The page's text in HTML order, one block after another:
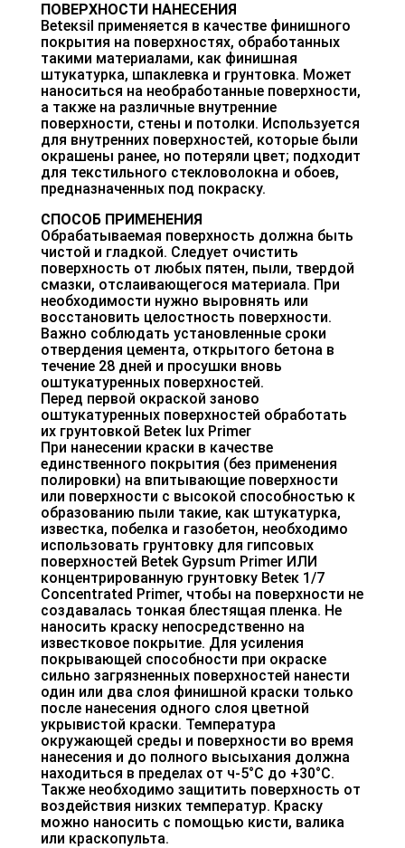
ПОВЕРХНОСТИ НАНЕСЕНИЯ
Веtекsil применяется в качестве финишного
покрытия на поверхностях, обработанных
такими материалами, как финишная
штукатурка, шпаклевка и грунтовка. Может
наноситься на необработанные поверхности,
а также на различные внутренние
поверхности, стены и потолки. Используется
для внутренних поверхностей, которые были
окрашены ранее, но потеряли цвет; подходит
для текстильного стекловолокна и обоев,
предназначенных под покраску.
СПОСОБ ПРИМЕНЕНИЯ
Обрабатываемая поверхность должна быть
чистой и гладкой. Следует очистить
поверхность от любых пятен, пыли, твердой
смазки, отслаивающегося материала. При
необходимости нужно выровнять или
восстановить целостность поверхности.
Важно соблюдать установленные сроки
отвердения цемента, открытого бетона в
течение 28 дней и просушки вновь
оштукатуренных поверхностей.
Перед первой окраской заново
оштукатуренных поверхностей обработать
их грунтовкой Веtек lux Primer
При нанесении краски в качестве
единственного покрытия (без применения
полировки) на впитывающие поверхности
или поверхности с высокой способностью к
образованию пыли такие, как штукатурка,
известка, побелка и газобетон, необходимо
использовать грунтовку для гипсовых
поверхностей Betek Gypsum Primer ИЛИ
концентрированную грунтовку Веtек 1/7
Concentrated Primer, чтобы на поверхности не
создавалась тонкая блестящая пленка. Не
наносить краску непосредственно на
известковое покрытие. Для усиления
покрывающей способности при окраске
сильно загрязненных поверхностей нанести
один или два слоя финишной краски только
после нанесения одного слоя цветной
укрывистой краски. Температура
окружающей среды и поверхности во время
нанесения и до полного высыхания должна
находиться в пределах от ч-5°С до +30°С.
Также необходимо защитить поверхность от
воздействия низких температур. Краску
можно наносить с помощью кисти, валика
или краскопульта.